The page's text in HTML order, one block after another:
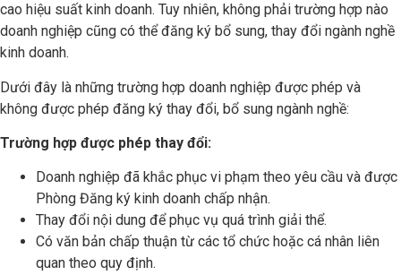
cao hiệu suất kinh doanh. Tuy nhiên, không phải trường hợp nào
doanh nghiệp cũng có thể đăng ký bổ sung, thay đổi ngành nghề
kinh doanh.
Dưới đây là những trường hợp doanh nghiệp được phép và
không được phép đăng ký thay đổi, bổ sung ngành nghề:
Trường hợp được phép thay đổi:
Doanh nghiệp đã khắc phục vi phạm theo yêu cầu và được
Phòng Đăng ký kinh doanh chấp nhận.
Thay đổi nội dung để phục vụ quá trình giải thể.
Có văn bản chấp thuận từ các tổ chức hoặc cá nhân liên
quan theo quy định.